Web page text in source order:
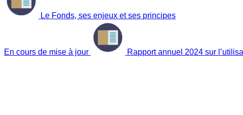
Le Fonds, ses enjeux et ses principes
En cours de mise à jour Rapport annuel 2024 sur